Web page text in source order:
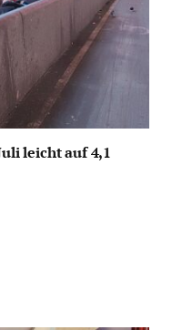
leicht auf 4,1